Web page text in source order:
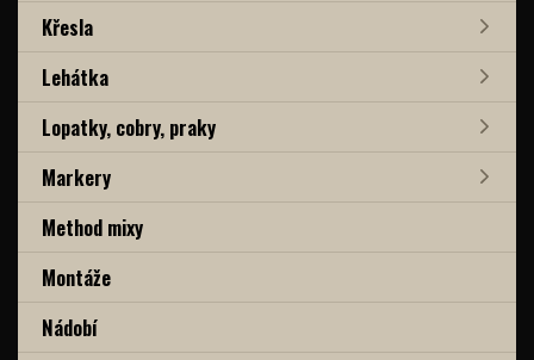
Křesla
Lehátka
Lopatky, cobry, praky
Markery
Method mixy
Montáže
Nádobí